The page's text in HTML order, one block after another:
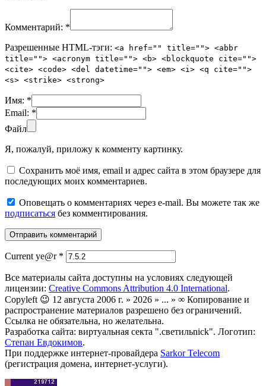
Комментарий: *
Разрешенные HTML-тэги: <a href="" title=""> <abbr
title=""> <acronym title=""> <b> <blockquote cite="">
<cite> <code> <del datetime=""> <em> <i> <q cite="">
<s> <strike> <strong>
Имя: *
Email: *
Файл
Я, пожалуй, приложу к комменту картинку.
Сохранить моё имя, email и адрес сайта в этом браузере для
последующих моих комментариев.
Оповещать о комментариях через e-mail. Вы можете так же
подписаться без комментирования.
Current ye@r *
Все материалы сайта доступны на условиях следующей
лицензии: Creative Commons Attribution 4.0 International.
Copyleft 😉 12 августа 2006 г. » 2026 » ... » ∞ Копирование и
распространение материалов разрешено без ограничений.
Ссылка не обязательна, но желательна.
Разработка сайта: виртуальная секта ".светильnick". Логотип:
Степан Евдокимов.
При поддержке интернет-провайдера Sarkor Telecom
(регистрация домена, интернет-услуги).